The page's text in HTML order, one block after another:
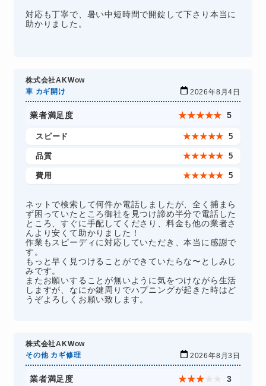
対応も丁寧で、暑い中短時間で開錠して下さり本当に
助かりました。
株式会社AKWow
車 カギ開け
2026年8月4日
業者満足度 ★★★★★ 5
スピード ★★★★★ 5
品質 ★★★★★ 5
費用 ★★★★★ 5
ネットで検索して何件か電話しましたが、全く捕まら
ず困っていたところ御社を見つけ諦め半分で電話した
ところ、すぐに手配してくださり、料金も他の業者さ
んより安くて助かりました！
作業もスピーディに対応していただき、本当に感謝で
す。
もっと早く見つけることができていたらな〜としみじ
みです。
またお願いすることが無いように気をつけながら生活
しますが、なにか鍵周りでハプニングが起きた時はど
うぞよろしくお願い致します。
株式会社AKWow
その他 カギ修理
2026年8月3日
業者満足度 ★★★ ★ ★ 3